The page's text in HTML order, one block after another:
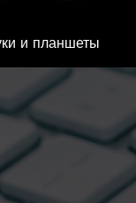
и планшеты